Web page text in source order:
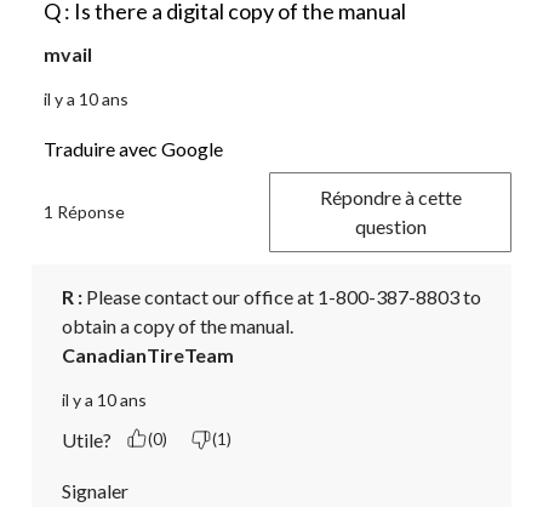
Q : Is there a digital copy of the manual
mvail
il y a 10 ans
Traduire avec Google
1 Réponse
Répondre à cette
question
R : Please contact our office at 1-800-387-8803 to
obtain a copy of the manual.
CanadianTireTeam
il y a 10 ans
Utile? (0) (1)
Signaler